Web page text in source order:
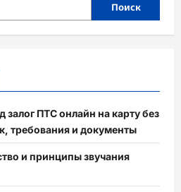
Поиск
ПТС онлайн на карту без
требования и документы
и принципы звучания